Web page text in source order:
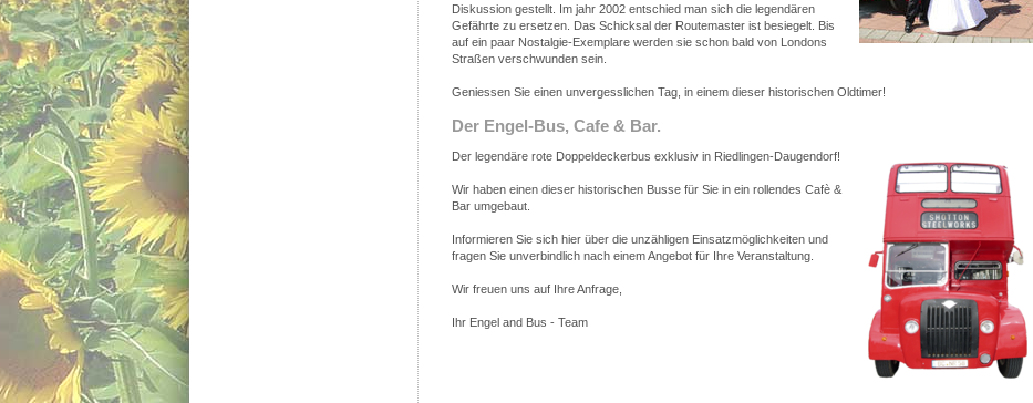
Diskussion gestellt. Im jahr 2002 entschied man sich die legendären
Gefährte zu ersetzen. Das Schicksal der Routemaster ist besiegelt. Bis
auf ein paar Nostalgie-Exemplare werden sie schon bald von Londons
Straßen verschwunden sein.
Geniessen Sie einen unvergesslichen Tag, in einem dieser historischen Oldtimer!
Der Engel-Bus, Cafe & Bar.
Der legendäre rote Doppeldeckerbus exklusiv in Riedlingen-Daugendorf!
Wir haben einen dieser historischen Busse für Sie in ein rollendes Cafè &
Bar umgebaut.
Informieren Sie sich hier über die unzähligen Einsatzmöglichkeiten und
fragen Sie unverbindlich nach einem Angebot für Ihre Veranstaltung.
Wir freuen uns auf Ihre Anfrage,
Ihr Engel and Bus - Team